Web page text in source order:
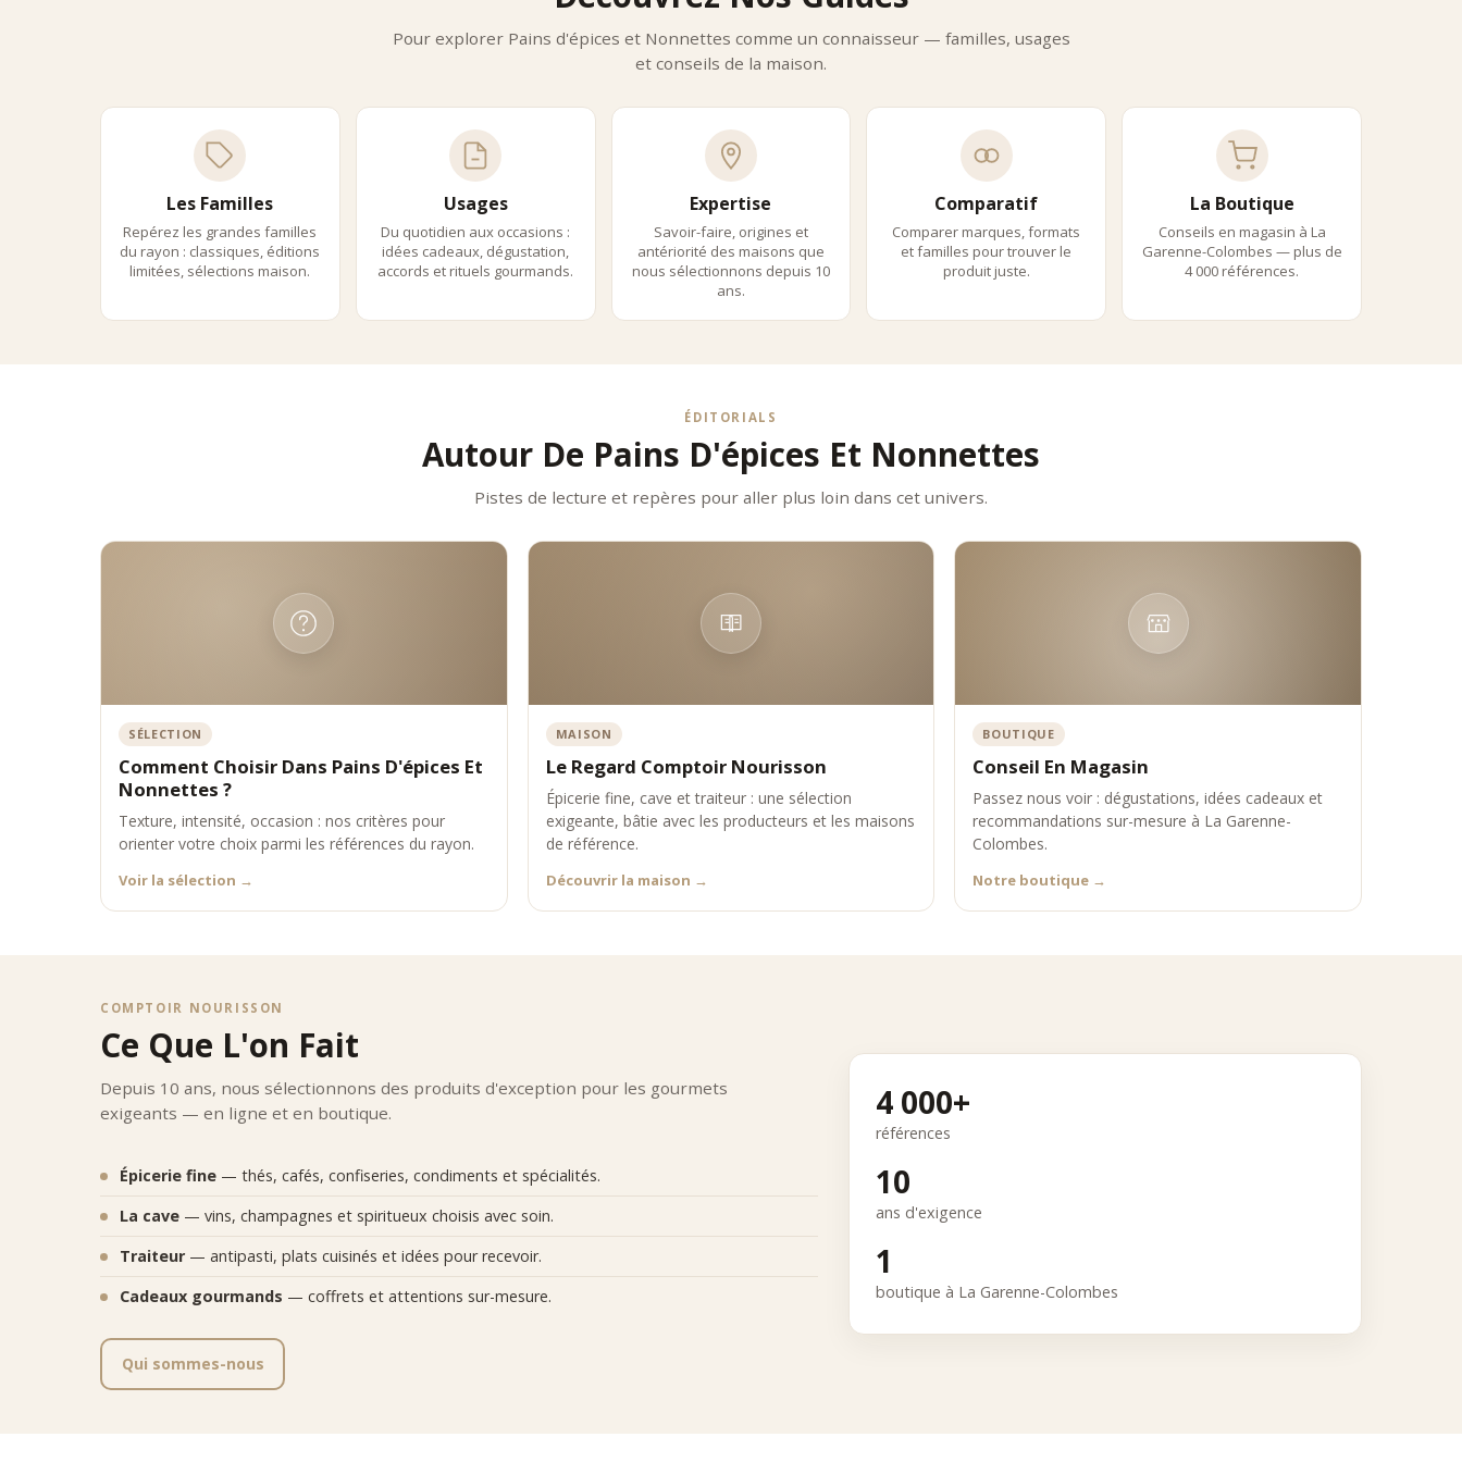
Pour explorer Pains d'épices et Nonnettes comme un connaisseur — familles, usages
et conseils de la maison.
Les Familles
Repérez les grandes familles
du rayon : classiques, éditions
limitées, sélections maison.
Usages
Du quotidien aux occasions :
idées cadeaux, dégustation,
accords et rituels gourmands.
Expertise
Savoir-faire, origines et
antériorité des maisons que
nous sélectionnons depuis 10
ans.
Comparatif
Comparer marques, formats
et familles pour trouver le
produit juste.
La Boutique
Conseils en magasin à La
Garenne-Colombes — plus de
4 000 références.
ÉDITORIALS
Autour De Pains D'épices Et Nonnettes
Pistes de lecture et repères pour aller plus loin dans cet univers.
SÉLECTION
Comment Choisir Dans Pains D'épices Et
Nonnettes ?
Texture, intensité, occasion : nos critères pour
orienter votre choix parmi les références du rayon.
Voir la sélection →
MAISON
Le Regard Comptoir Nourisson
Épicerie fine, cave et traiteur : une sélection
exigeante, bâtie avec les producteurs et les maisons
de référence.
Découvrir la maison →
BOUTIQUE
Conseil En Magasin
Passez nous voir : dégustations, idées cadeaux et
recommandations sur-mesure à La Garenne-
Colombes.
Notre boutique →
COMPTOIR NOURISSON
Ce Que L'on Fait
Depuis 10 ans, nous sélectionnons des produits d'exception pour les gourmets
exigeants — en ligne et en boutique.
Épicerie fine — thés, cafés, confiseries, condiments et spécialités.
La cave — vins, champagnes et spiritueux choisis avec soin.
Traiteur — antipasti, plats cuisinés et idées pour recevoir.
Cadeaux gourmands — coffrets et attentions sur-mesure.
Qui sommes-nous
4 000+
références
10
ans d'exigence
1
boutique à La Garenne-Colombes